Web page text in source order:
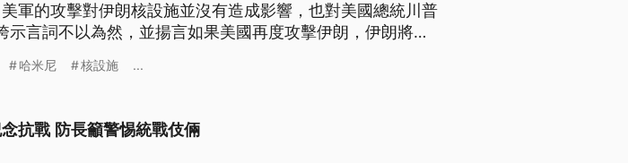
軍的攻擊對伊朗核設施並沒有造成影響，也對美國總統川普
示言詞不以為然，並揚言如果美國再度攻擊伊朗，伊朗將會
媒體預設立場。
哈米尼 核設施 ...
抗戰 防長籲警惕統戰伎倆